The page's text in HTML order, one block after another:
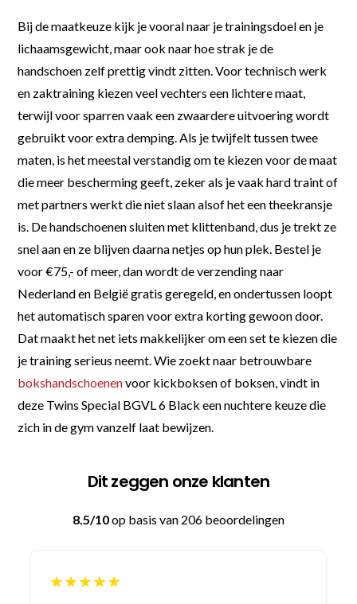
Bij de maatkeuze kijk je vooral naar je trainingsdoel en je
lichaamsgewicht, maar ook naar hoe strak je de
handschoen zelf prettig vindt zitten. Voor technisch werk
en zaktraining kiezen veel vechters een lichtere maat,
terwijl voor sparren vaak een zwaardere uitvoering wordt
gebruikt voor extra demping. Als je twijfelt tussen twee
maten, is het meestal verstandig om te kiezen voor de maat
die meer bescherming geeft, zeker als je vaak hard traint of
met partners werkt die niet slaan alsof het een theekransje
is. De handschoenen sluiten met klittenband, dus je trekt ze
snel aan en ze blijven daarna netjes op hun plek. Bestel je
voor €75,- of meer, dan wordt de verzending naar
Nederland en België gratis geregeld, en ondertussen loopt
het automatisch sparen voor extra korting gewoon door.
Dat maakt het net iets makkelijker om een set te kiezen die
je training serieus neemt. Wie zoekt naar betrouwbare
bokshandschoenenvoor kickboksen of boksen, vindt in
deze Twins Special BGVL 6 Black een nuchtere keuze die
zich in de gym vanzelf laat bewijzen.
Dit zeggen onze klanten
8.5/10op basis van 206 beoordelingen
★★★★★